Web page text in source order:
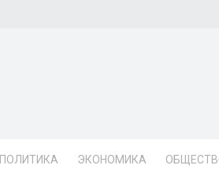
ПОЛИТИКА ЭКОНОМИКА